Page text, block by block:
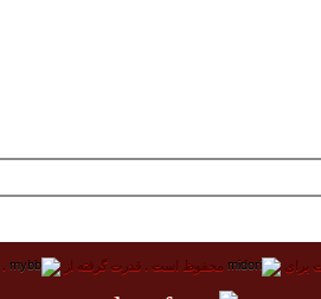
برای محفوظ است . قدرت گرفته از